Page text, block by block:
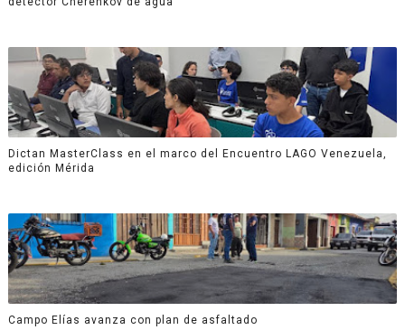
Dictan MasterClass en el marco del Encuentro LAGO Venezuela,
edición Mérida
Campo Elías avanza con plan de asfaltado